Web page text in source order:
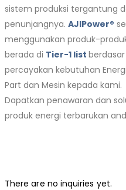
sistem produksi tergantung
penunjangnya. AJIPower®
menggunakan produk-
berada di Tier-1 list
percayakan kebutuhan
Part dan Mesin kepada kami.
Dapatkan penawaran dan
produk energi terbarukan
There are no inquiries yet.